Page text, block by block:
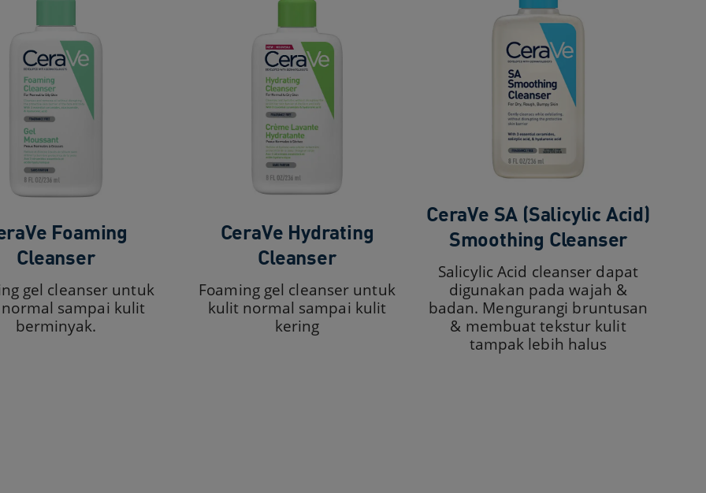
Foaming
Cleanser​
gel cleanser untuk
sampai kulit
berminyak.
CeraVe Hydrating
Cleanser
Foaming gel cleanser untuk
kulit normal sampai kulit
kering
CeraVe SA (Salicylic Acid)
Smoothing Cleanser​
Salicylic Acid cleanser dapat
digunakan pada wajah &
badan. Mengurangi bruntusan
& membuat tekstur kulit
tampak lebih halus​